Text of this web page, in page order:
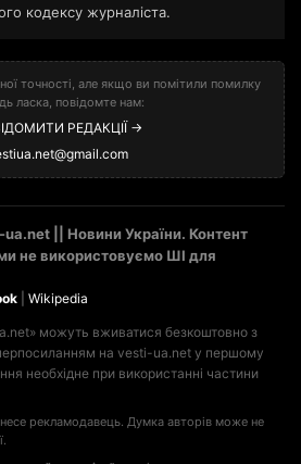
кодексу журналіста.
точності, але якщо ви помітили помилку
ласка, повідомте нам:
РЕДАКЦІЇ →
|| Новини України. Контент
не використовуємо ШІ для
Wikipedia
можуть вживатися безкоштовно з
на vesti-ua.net у першому
необхідне при використанні частини
несе рекламодавець. Думка авторів може не